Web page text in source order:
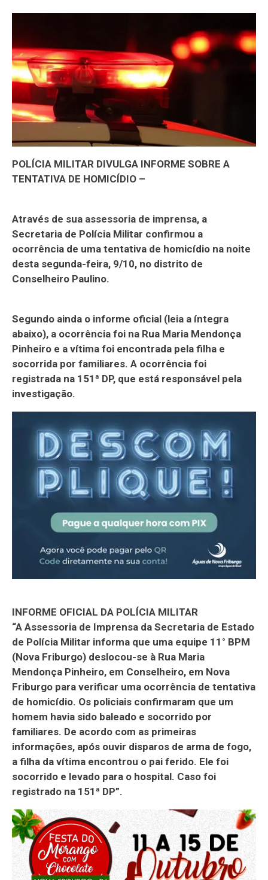
POLÍCIA MILITAR DIVULGA INFORME SOBRE A
TENTATIVA DE HOMICÍDIO –
Através de sua assessoria de imprensa, a
Secretaria de Polícia Militar confirmou a
ocorrência de uma tentativa de homicídio na noite
desta segunda-feira, 9/10, no distrito de
Conselheiro Paulino.
Segundo ainda o informe oficial (leia a íntegra
abaixo), a ocorrência foi na Rua Maria Mendonça
Pinheiro e a vítima foi encontrada pela filha e
socorrida por familiares. A ocorrência foi
registrada na 151ª DP, que está responsável pela
investigação.
INFORME OFICIAL DA POLÍCIA MILITAR
“A Assessoria de Imprensa da Secretaria de Estado
de Polícia Militar informa que uma equipe 11° BPM
(Nova Friburgo) deslocou-se à Rua Maria
Mendonça Pinheiro, em Conselheiro, em Nova
Friburgo para verificar uma ocorrência de tentativa
de homicídio. Os policiais confirmaram que um
homem havia sido baleado e socorrido por
familiares. De acordo com as primeiras
informações, após ouvir disparos de arma de fogo,
a filha da vítima encontrou o pai ferido. Ele foi
socorrido e levado para o hospital. Caso foi
registrado na 151ª DP”.